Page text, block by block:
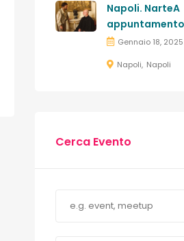
Napoli. NarteA
Gennaio 18, 2025
Napoli Napoli
Cerca Evento